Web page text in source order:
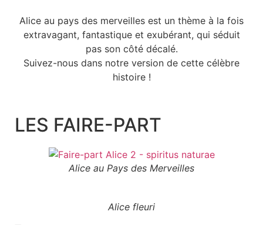
Alice au pays des merveilles est un thème à la fois
extravagant, fantastique et exubérant, qui séduit
pas son côté décalé.
Suivez-nous dans notre version de cette célèbre
histoire !
LES FAIRE-PART
Alice au Pays des Merveilles
Alice fleuri